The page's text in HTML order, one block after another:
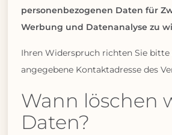
personenbezogenen Daten für
Werbung und Datenanalyse zu
Ihren Widerspruch richten Sie bitte
angegebene Kontaktadresse des
Wann löschen
Daten?